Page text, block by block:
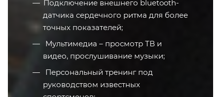
Подключение внешнего bluetooth-
датчика сердечного ритма для более
точных показателей;
Мультимедиа – просмотр ТВ и
видео, прослушивание музыки;
Персональный тренинг под
руководством известных